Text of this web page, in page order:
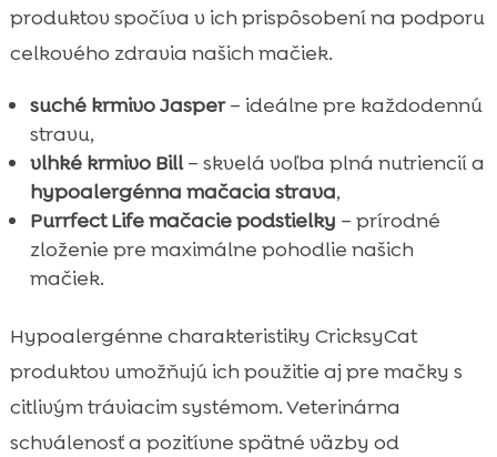
produktov spočíva v ich prispôsobení na podporu
celkového zdravia našich mačiek.
suché krmivo Jasper– ideálne pre každodennú
stravu,
vlhké krmivo Bill– skvelá voľba plná nutriencií a
hypoalergénna mačacia strava,
Purrfect Life mačacie podstielky – prírodné
zloženie pre maximálne pohodlie našich
mačiek.
Hypoalergénne charakteristiky CricksyCat
produktov umožňujú ich použitie aj pre mačky s
citlivým tráviacim systémom. Veterinárna
schválenosť a pozitívne spätné väzby od